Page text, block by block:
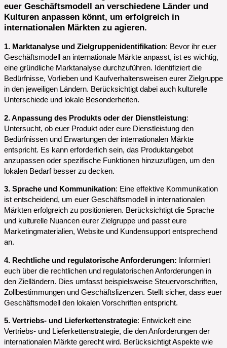
euer Geschäftsmodell an verschiedene Länder und
Kulturen anpassen könnt, um erfolgreich in
internationalen Märkten zu agieren.
1. Marktanalyse und Zielgruppenidentifikation: Bevor ihr euer
Geschäftsmodell an internationale Märkte anpasst, ist es wichtig,
eine gründliche Marktanalyse durchzuführen. Identifiziert die
Bedürfnisse, Vorlieben und Kaufverhaltensweisen eurer Zielgruppe
in den jeweiligen Ländern. Berücksichtigt dabei auch kulturelle
Unterschiede und lokale Besonderheiten.
2. Anpassung des Produkts oder der Dienstleistung:
Untersucht, ob euer Produkt oder eure Dienstleistung den
Bedürfnissen und Erwartungen der internationalen Märkte
entspricht. Es kann erforderlich sein, das Produktangebot
anzupassen oder spezifische Funktionen hinzuzufügen, um den
lokalen Bedarf besser zu decken.
3. Sprache und Kommunikation: Eine effektive Kommunikation
ist entscheidend, um euer Geschäftsmodell in internationalen
Märkten erfolgreich zu positionieren. Berücksichtigt die Sprache
und kulturelle Nuancen eurer Zielgruppe und passt eure
Marketingmaterialien, Website und Kundensupport entsprechend
an.
4. Rechtliche und regulatorische Anforderungen: Informiert
euch über die rechtlichen und regulatorischen Anforderungen in
den Zielländern. Dies umfasst beispielsweise Steuervorschriften,
Zollbestimmungen und Geschäftslizenzen. Stellt sicher, dass euer
Geschäftsmodell den lokalen Vorschriften entspricht.
5. Vertriebs- und Lieferkettenstrategie: Entwickelt eine
Vertriebs- und Lieferkettenstrategie, die den Anforderungen der
internationalen Märkte gerecht wird. Berücksichtigt Aspekte wie